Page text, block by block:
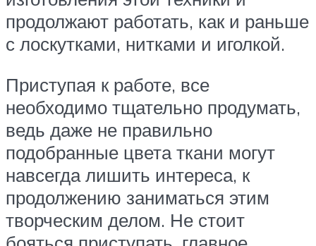
продолжают работать, как и раньше
с лоскутками, нитками и иголкой.
Приступая к работе, все
необходимо тщательно продумать,
ведь даже не правильно
подобранные цвета ткани могут
навсегда лишить интереса, к
продолжению заниматься этим
творческим делом. Не стоит